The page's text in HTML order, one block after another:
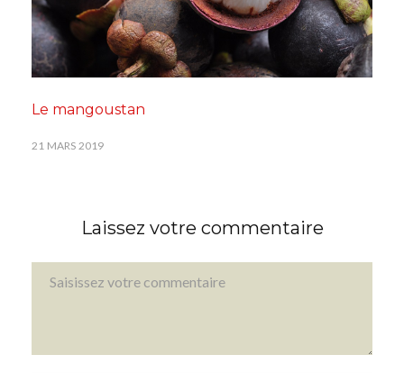
Le mangoustan
21 MARS 2019
Laissez votre commentaire